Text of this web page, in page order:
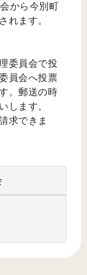
から今別町
れます。
委員会で投
員会へ投票
。郵送の時
します。
求できま